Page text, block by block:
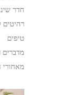
חדר
רהיטים
טיפים
מדברים
מאחורי